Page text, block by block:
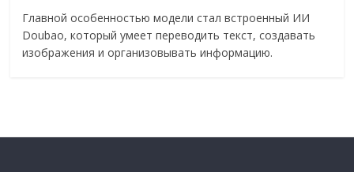
Главной особенностью модели стал встроенный ИИ
Doubao, который умеет переводить текст, создавать
изображения и организовывать информацию.